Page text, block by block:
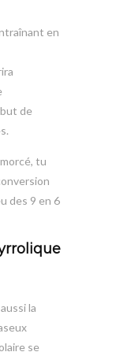
en
de
tu
des 9 en 6
la
se